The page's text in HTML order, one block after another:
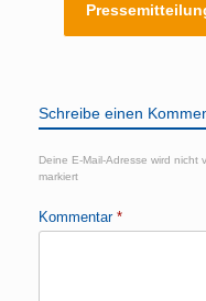
Schreibe einen
Deine E-Mail-Adresse wird nicht
markiert
Kommentar *